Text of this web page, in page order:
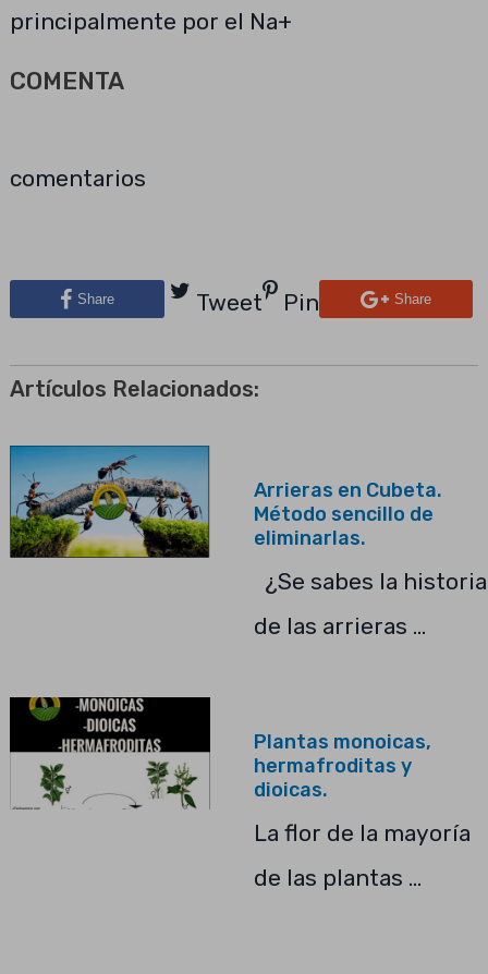
principalmente por el Na+
COMENTA
comentarios
Share Tweet Pin Share
Artículos Relacionados:
Arrieras en Cubeta.
Método sencillo de
eliminarlas.
¿Se sabes la historia
de las arrieras …
Plantas monoicas,
hermafroditas y
dioicas.
La flor de la mayoría
de las plantas …